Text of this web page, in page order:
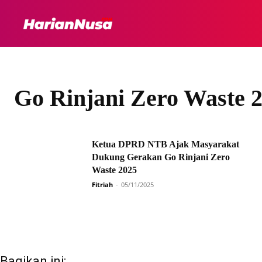
Go Rinjani Zero Waste
Ketua DPRD NTB Ajak Masyarakat
Dukung Gerakan Go Rinjani Zero
Waste 2025
Fitriah - 05/11/2025